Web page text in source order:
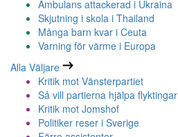
Ambulans attackerad i Ukraina
Skjutning i skola i Thailand
Många barn kvar i Ceuta
Varning för värme i Europa
Alla Väljare
Kritik mot Vänsterpartiet
Så vill partierna hjälpa flyktingar
Kritik mot Jomshof
Politiker reser i Sverige